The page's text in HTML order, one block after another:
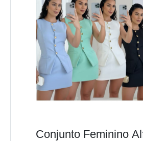
Conjunto Feminino